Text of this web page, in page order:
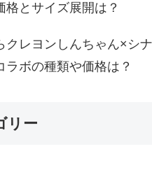
格とサイズ展開は？
クレヨンしんちゃん×シ
ラボの種類や価格は？
リー